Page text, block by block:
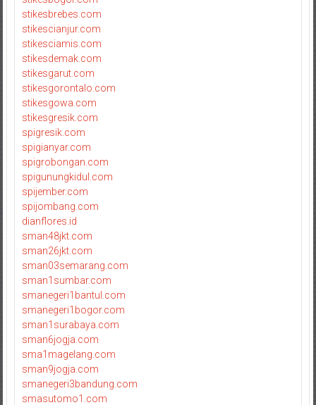
stikesbrebes.com
stikescianjur.com
stikesciamis.com
stikesdemak.com
stikesgarut.com
stikesgorontalo.com
stikesgowa.com
stikesgresik.com
spigresik.com
spigianyar.com
spigrobongan.com
spigunungkidul.com
spijember.com
spijombang.com
dianflores.id
sman48jkt.com
sman26jkt.com
sman03semarang.com
sman1sumbar.com
smanegeri1bantul.com
smanegeri1bogor.com
sman1surabaya.com
sman6jogja.com
sma1magelang.com
sman9jogja.com
smanegeri3bandung.com
smasutomo1.com